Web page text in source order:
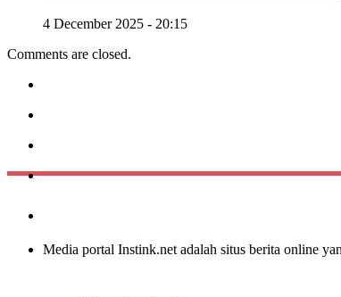
4 December 2025 - 20:15
Comments are closed.
Media portal Instink.net adalah situs berita online